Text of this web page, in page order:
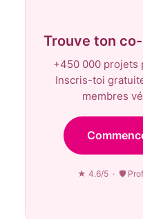
Trouve ton
+450 000 projets
Inscris-toi
membres
★ 4.6/5 · 🛡